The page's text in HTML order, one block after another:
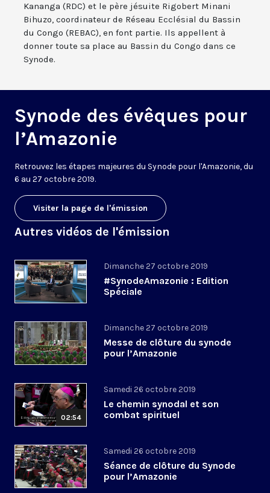
Kananga (RDC) et le père jésuite Rigobert Minani
Bihuzo, coordinateur de Réseau Ecclésial du Bassin
du Congo (REBAC), en font partie. Ils appellent à
donner toute sa place au Bassin du Congo dans ce
Synode.
Synode des évêques pour
l’Amazonie
Retrouvez les étapes majeures du Synode pour l'Amazonie, du
6 au 27 octobre 2019.
Visiter la page de l'émission
Autres vidéos de l'émission
Dimanche 27 octobre 2019
#SynodeAmazonie : Edition
Spéciale
Dimanche 27 octobre 2019
Messe de clôture du synode
pour l’Amazonie
02:54
Samedi 26 octobre 2019
Le chemin synodal et son
combat spirituel
Samedi 26 octobre 2019
Séance de clôture du Synode
pour l’Amazonie